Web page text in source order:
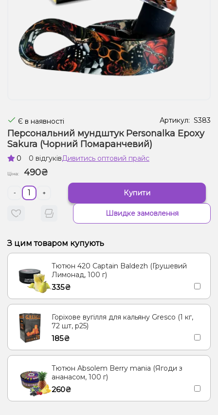
Подарункові набори
Уцінка
Є в наявності Артикул: S383
Персональний мундштук Personalka Epoxy
Sakura (Чорний Помаранчевий)
0 0 відгуківДивитись оптовий прайс
Ціна: 490₴
- + Купити
Швидке замовлення
З цим товаром купують
Тютюн 420 Captain Baldezh (Грушевий
Лимонад, 100 г)
335₴
Горіхове вугілля для кальяну Gresco (1 кг,
72 шт, р25)
185₴
Тютюн Absolem Berry mania (Ягоди з
ананасом, 100 г)
260₴